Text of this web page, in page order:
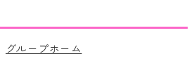
グループホーム